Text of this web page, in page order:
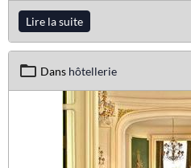
Lire la suite
Dans hôtellerie